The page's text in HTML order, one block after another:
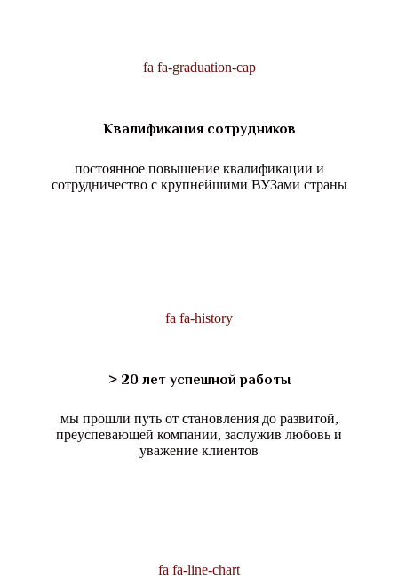
fa fa-graduation-cap
Квалификация сотрудников
постоянное повышение квалификации и
сотрудничество с крупнейшими ВУЗами страны
fa fa-history
> 20 лет успешной работы
мы прошли путь от становления до развитой,
преуспевающей компании, заслужив любовь и
уважение клиентов
fa fa-line-chart